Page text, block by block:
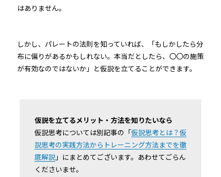
はありません。
しかし、パレートの法則を知っていれば、「もしかしたら分
布に偏りがあるかもしれない。本当だとしたら、〇〇の施策
が有効なのではないか」と仮説を立てることができます。
仮説を立てるメリット・方法を知りたいなら
仮説思考については別記事の「仮説思考とは？仮
説思考の実践方法からトレーニング方法までを徹
底解説 」にまとめてございます。あわせてごらん
くださいませ。